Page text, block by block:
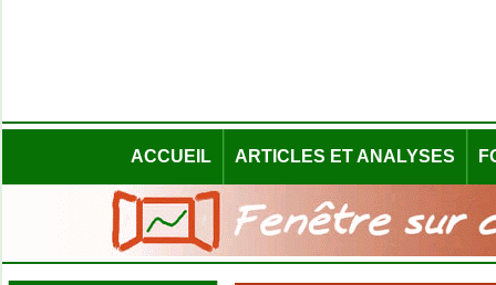
ACCUEIL ARTICLES ET ANALYSES